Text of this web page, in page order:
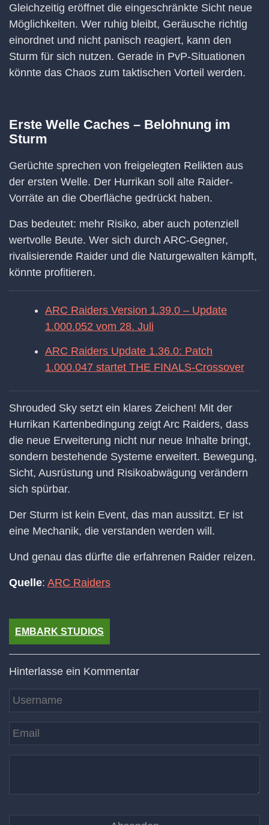
Gleichzeitig eröffnet die eingeschränkte Sicht neue
Möglichkeiten. Wer ruhig bleibt, Geräusche richtig
einordnet und nicht panisch reagiert, kann den
Sturm für sich nutzen. Gerade in PvP-Situationen
könnte das Chaos zum taktischen Vorteil werden.
Erste Welle Caches – Belohnung im
Sturm
Gerüchte sprechen von freigelegten Relikten aus
der ersten Welle. Der Hurrikan soll alte Raider-
Vorräte an die Oberfläche gedrückt haben.
Das bedeutet: mehr Risiko, aber auch potenziell
wertvolle Beute. Wer sich durch ARC-Gegner,
rivalisierende Raider und die Naturgewalten kämpft,
könnte profitieren.
ARC Raiders Version 1.39.0 – Update
1.000.052 vom 28. Juli
ARC Raiders Update 1.36.0: Patch
1.000.047 startet THE FINALS-Crossover
Shrouded Sky setzt ein klares Zeichen! Mit der
Hurrikan Kartenbedingung zeigt Arc Raiders, dass
die neue Erweiterung nicht nur neue Inhalte bringt,
sondern bestehende Systeme erweitert. Bewegung,
Sicht, Ausrüstung und Risikoabwägung verändern
sich spürbar.
Der Sturm ist kein Event, das man aussitzt. Er ist
eine Mechanik, die verstanden werden will.
Und genau das dürfte die erfahrenen Raider reizen.
Quelle: ARC Raiders
EMBARK STUDIOS
Hinterlasse ein Kommentar